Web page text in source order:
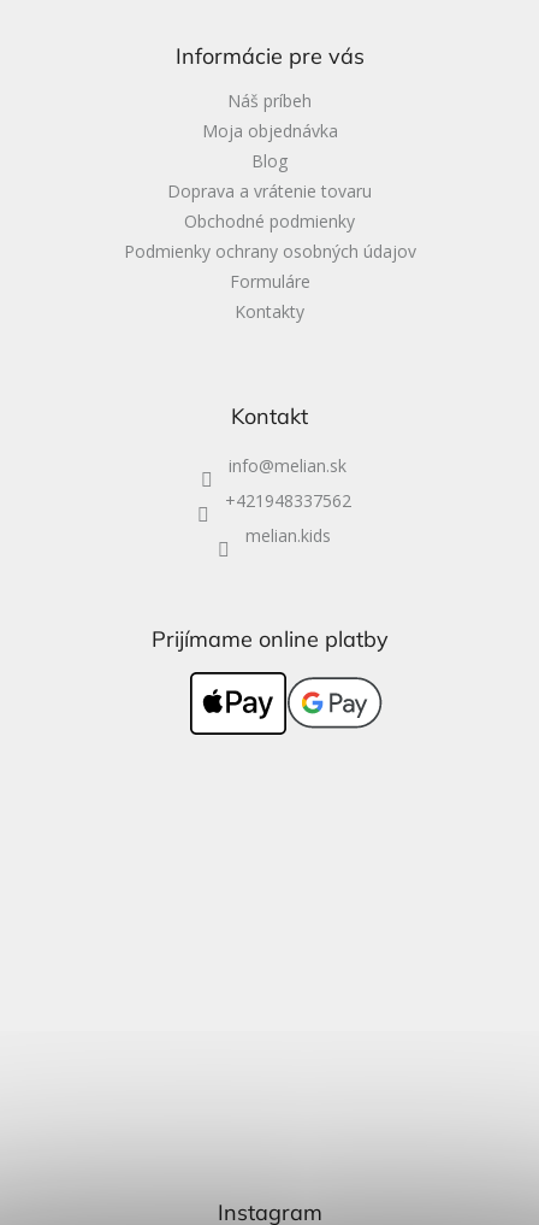
Informácie pre vás
Náš príbeh
Moja objednávka
Blog
Doprava a vrátenie tovaru
Obchodné podmienky
Podmienky ochrany osobných údajov
Formuláre
Kontakty
Kontakt
info@melian.sk
+421948337562
melian.kids
Prijímame online platby
Instagram